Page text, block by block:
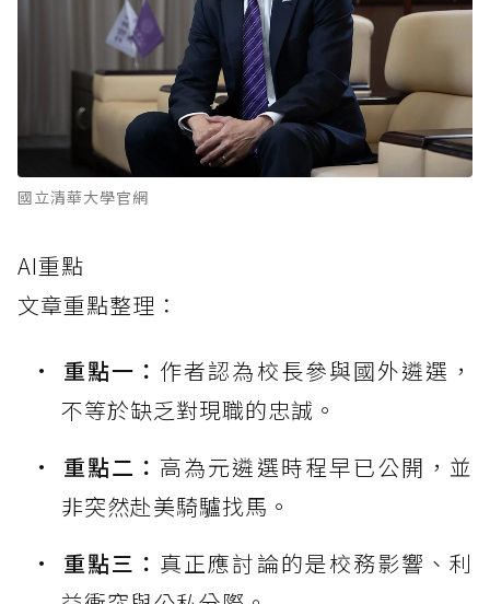
國立清華大學官網
AI重點
文章重點整理：
重點一： 作者認為校長參與國外遴選，
不等於缺乏對現職的忠誠。
重點二： 高為元遴選時程早已公開，並
非突然赴美騎驢找馬。
重點三： 真正應討論的是校務影響、利